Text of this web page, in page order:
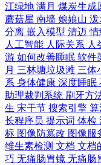
江绿地 满月 煤炭生成
蘑菇屋 南墙 娘娘山 泼
分离 嵌入模型 清迈情
人工智能 人际关系 人
游 如何改善睡眠 软件
月 三林塘垃圾滩 三体
系 身体健康 深度睡眠
助理裁判系统 刷牙方
生 宋干节 搜索引擎 算
长程序员 提示词 体检
标 图像防篡改 图像服
维生素检测 文档 文档
巧 无痛肠胃镜 无痛肠